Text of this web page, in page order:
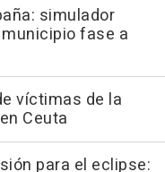
simulador
fase a
víctimas de la
Ceuta
para el eclipse: